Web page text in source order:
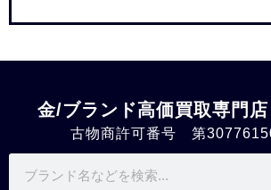
金/ブランド高価買取専門
古物商許可番号 第